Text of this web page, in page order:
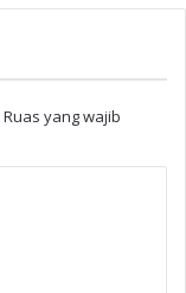
Ruas yang wajib